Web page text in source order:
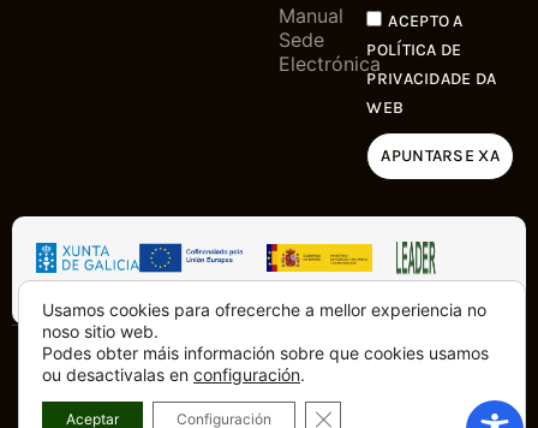
Manual
Sede
Electrónica
ACEPTO A
POLÍTICA DE
PRIVACIDADE DA
WEB
APUNTARSE XA
Copyright © 2025. Tódolos dereitos
reservados
Feito con
dende a Costa da
Usamos cookies para ofrecerche a mellor experiencia no
noso sitio web.
Podes obter máis información sobre que cookies usamos
ou desactivalas en configuración.
Aceptar Configuración CLOSE GDPR COOKIE